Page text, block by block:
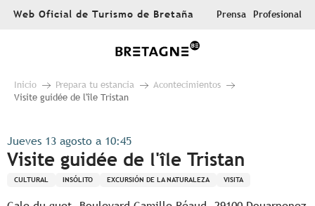
AllerWeb Oficial de Turismo de Bretaña Prensa Profesional
Inicio Prepara tu estancia
Acontecimientos
Visite guidée de l'île Tristan
Jueves 13 agosto a 10:45
Visite guidée de l'île Tristan
CULTURAL INSÓLITO EXCURSIÓN DE LA NATURALEZA VISITA